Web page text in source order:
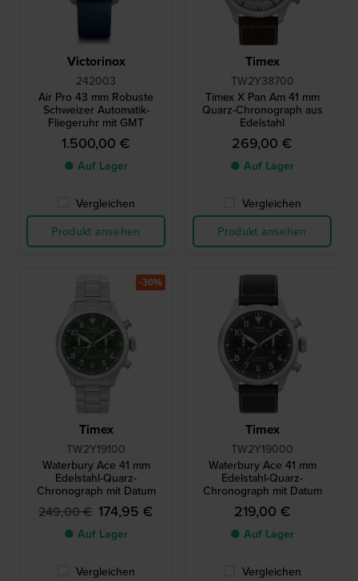
Victorinox
242003
Air Pro 43 mm Robuste
Schweizer Automatik-
Fliegeruhr mit GMT
1.500,00 €
● Auf Lager
Vergleichen
Produkt ansehen
Timex
TW2Y38700
Timex X Pan Am 41 mm
Quarz-Chronograph aus
Edelstahl
269,00 €
● Auf Lager
Vergleichen
Produkt ansehen
Timex
TW2Y19100
Waterbury Ace 41 mm
Edelstahl-Quarz-
Chronograph mit Datum
249,00 € 174,95 €
● Auf Lager
Vergleichen
-30%
Timex
TW2Y19000
Waterbury Ace 41 mm
Edelstahl-Quarz-
Chronograph mit Datum
219,00 €
● Auf Lager
Vergleichen